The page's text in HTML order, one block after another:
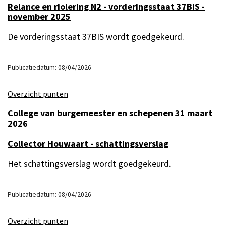
Relance en riolering N2 - vorderingsstaat 37BIS -
november 2025
De vorderingsstaat 37BIS wordt goedgekeurd.
Publicatiedatum: 08/04/2026
Overzicht punten
College van burgemeester en schepenen 31 maart
2026
Collector Houwaart - schattingsverslag
Het schattingsverslag wordt goedgekeurd.
Publicatiedatum: 08/04/2026
Overzicht punten